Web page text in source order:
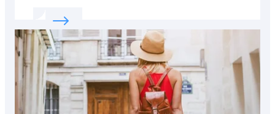
Read more about:
Featured
image